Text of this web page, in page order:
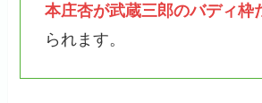
本庄杏が武蔵三郎のバディ枠
られます。